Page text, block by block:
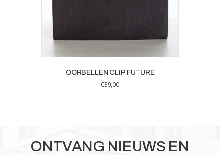
OORBELLEN CLIP FUTURE
€39,00
ONTVANG NIEUWS EN